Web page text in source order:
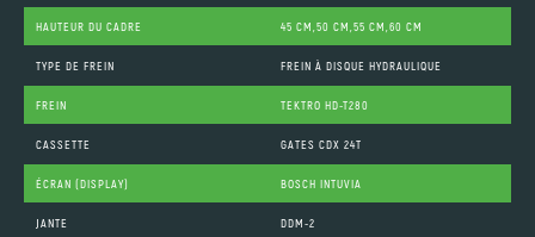
HAUTEUR DU CADRE 45 CM,50 CM,55 CM,60 CM
TYPE DE FREIN FREIN À DISQUE HYDRAULIQUE
FREIN TEKTRO HD-T280
CASSETTE GATES CDX 24T
ÉCRAN (DISPLAY) BOSCH INTUVIA
JANTE DDM-2